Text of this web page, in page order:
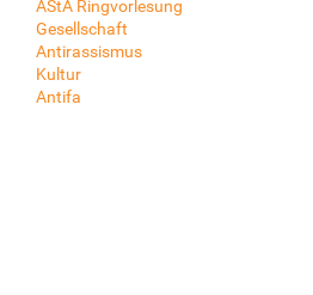
AStA Ringvorlesung
Gesellschaft
Antirassismus
Kultur
Antifa